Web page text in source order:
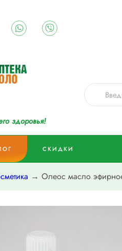
здоровья!
СКИДКИ
→ Олеос масло